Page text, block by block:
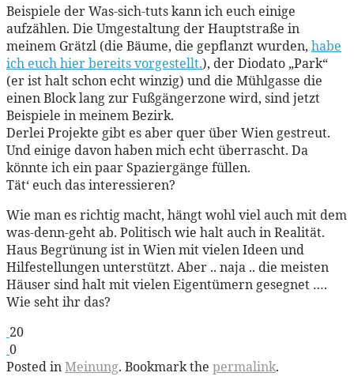
Beispiele der Was-sich-tuts kann ich euch einige
aufzählen. Die Umgestaltung der Hauptstraße in
meinem Grätzl (die Bäume, die gepflanzt wurden, habe
ich euch hier bereits vorgestellt.), der Diodato „Park“
(er ist halt schon echt winzig) und die Mühlgasse die
einen Block lang zur Fußgängerzone wird, sind jetzt
Beispiele in meinem Bezirk.
Derlei Projekte gibt es aber quer über Wien gestreut.
Und einige davon haben mich echt überrascht. Da
könnte ich ein paar Spaziergänge füllen.
Tät‘ euch das interessieren?
Wie man es richtig macht, hängt wohl viel auch mit dem
was-denn-geht ab. Politisch wie halt auch in Realität.
Haus Begrünung ist in Wien mit vielen Ideen und
Hilfestellungen unterstützt. Aber .. naja .. die meisten
Häuser sind halt mit vielen Eigentümern gesegnet ….
Wie seht ihr das?
20
0
Posted inMeinung. Bookmark the permalink.